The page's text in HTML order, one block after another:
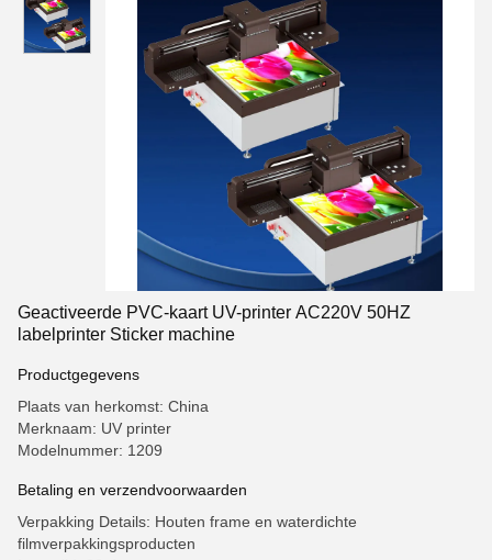
Geactiveerde PVC-kaart UV-printer AC220V 50HZ
labelprinter Sticker machine
Productgegevens
Plaats van herkomst: China
Merknaam: UV printer
Modelnummer: 1209
Betaling en verzendvoorwaarden
Verpakking Details: Houten frame en waterdichte
filmverpakkingsproducten